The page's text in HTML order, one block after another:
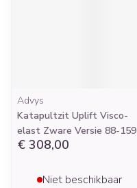
Advys
Katapultzit Uplift Visco-
elast Zware Versie 88-159
€ 308,00
Niet beschikbaar